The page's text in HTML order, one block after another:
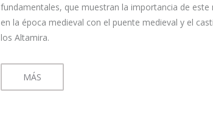
fundamentales, que muestran la importancia de este
en la época medieval con el puente medieval y el
los Altamira.
MÁS